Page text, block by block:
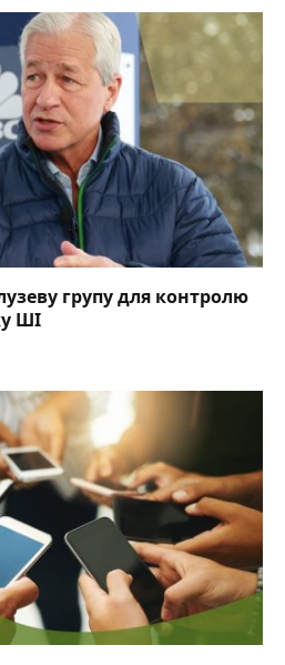
групу для контролю
ШІ